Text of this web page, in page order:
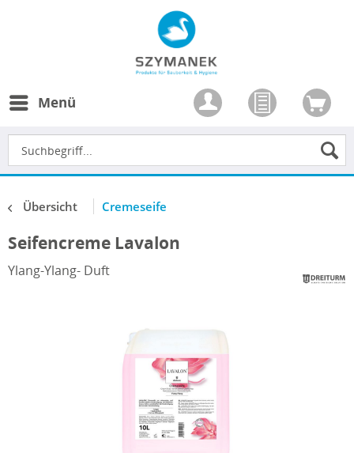
Menü
Übersicht Cremeseife
Seifencreme Lavalon
Ylang-Ylang- Duft